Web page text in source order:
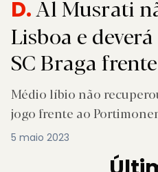
D.Al Musrati
Lisboa e
SC Braga
Médio líbio não
jogo frente ao
5 maio 2023